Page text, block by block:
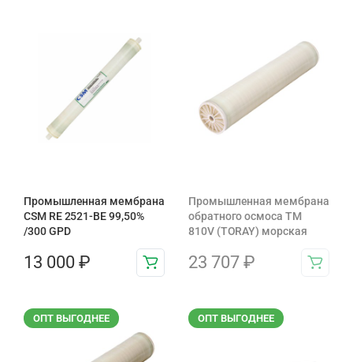
Промышленная мембрана
CSM RE 2521-BE 99,50%
/300 GPD
13 000 ₽
Промышленная мембрана
обратного осмоса TM
810V (TORAY) морская
23 707 ₽
ОПТ ВЫГОДНЕЕ ОПТ ВЫГОДНЕЕ